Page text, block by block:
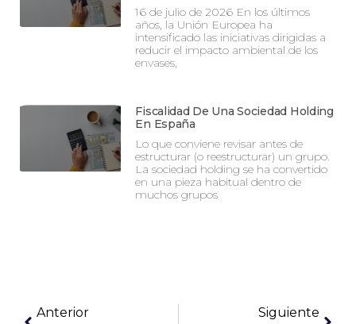
16 de julio de 2026 En los últimos
años, la Unión Europea ha
intensificado las iniciativas dirigidas a
reducir el impacto ambiental de los
envases,
Fiscalidad De Una Sociedad Holding
En España
Lo que conviene revisar antes de
estructurar (o reestructurar) un grupo.
La sociedad holding se ha convertido
en una pieza habitual dentro de
muchos grupos
Anterior Siguiente